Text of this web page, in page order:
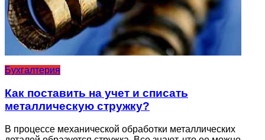
Бухгалтерия
Как поставить на учет и списать
металлическую стружку?
В процессе механической обработки металлических